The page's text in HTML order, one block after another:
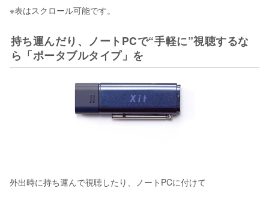
※表はスクロール可能です。
持ち運んだり、ノートPCで“手軽に”視聴するな
ら「ポータブルタイプ」を
外出時に持ち運んで視聴したり、ノートPCに付けて